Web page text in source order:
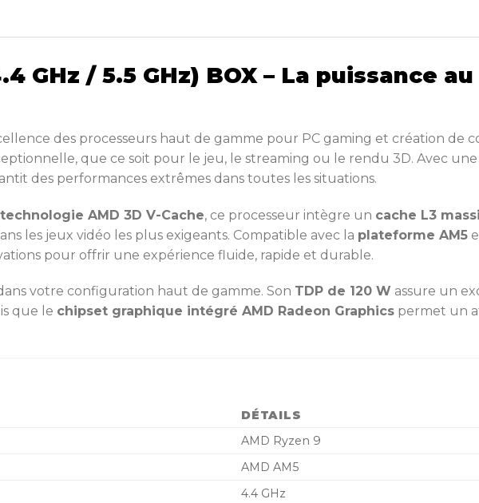
GHz / 5.5 GHz) BOX – La puissance
des processeurs haut de gamme pour PC gaming et création de
que ce soit pour le jeu, le streaming ou le rendu 3D. Avec une
des performances extrêmes dans toutes les situations.
technologie AMD 3D V-Cache, ce processeur intègre un cache L3
les jeux vidéo les plus exigeants. Compatible avec la plateforme AM5
pour offrir une expérience fluide, rapide et durable.
votre configuration haut de gamme. Son TDP de 120 W assure un
que le chipset graphique intégré AMD Radeon Graphics permet un
DÉTAILS
AMD Ryzen 9
AMD AM5
4.4 GHz